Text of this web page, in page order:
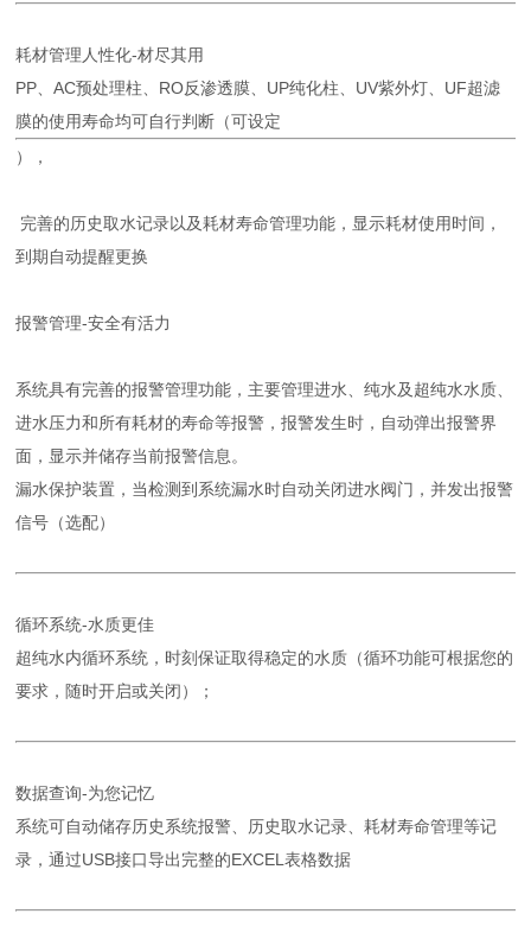
耗材管理人性化-材尽其用
PP、AC预处理柱、RO反渗透膜、UP纯化柱、UV紫外灯、UF超滤
膜的使用寿命均可自行判断（可设定
），
完善的历史取水记录以及耗材寿命管理功能，显示耗材使用时间，
到期自动提醒更换
报警管理-安全有活力
系统具有完善的报警管理功能，主要管理进水、纯水及超纯水水质、
进水压力和所有耗材的寿命等报警，报警发生时，自动弹出报警界
面，显示并储存当前报警信息。
漏水保护装置，当检测到系统漏水时自动关闭进水阀门，并发出报警
信号（选配）
循环系统-水质更佳
超纯水内循环系统，时刻保证取得稳定的水质（循环功能可根据您的
要求，随时开启或关闭）；
数据查询-为您记忆
系统可自动储存历史系统报警、历史取水记录、耗材寿命管理等记
录，通过USB接口导出完整的EXCEL表格数据